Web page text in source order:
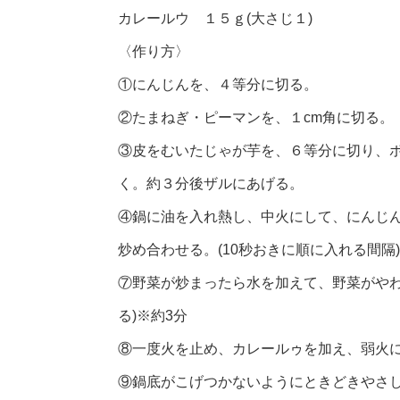
カレールウ １５ｇ(大さじ１)
〈作り方〉
①にんじんを、４等分に切る。
②たまねぎ・ピーマンを、１cm角に切る。
③皮をむいたじゃが芋を、６等分に切り、
く。約３分後ザルにあげる。
④鍋に油を入れ熱し、中火にして、にん
炒め合わせる。(10秒おきに順に入れる間隔)
⑦野菜が炒まったら水を加えて、野菜がや
る)※約3分
⑧一度火を止め、カレールゥを加え、弱火
⑨鍋底がこげつかないようにときどきやさ